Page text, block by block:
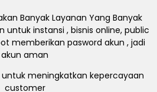
Banyak Layanan Yang Banyak
untuk instansi , bisnis online, public
memberikan pasword akun , jadi
akun aman
meningkatkan kepercayaan
customer